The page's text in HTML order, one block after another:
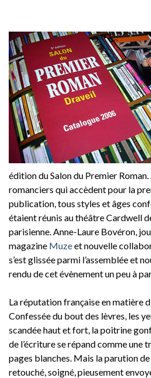
édition du Salon du Premier Roman.
romanciers qui accèdent pour la
publication, tous styles et âges
étaient réunis au théâtre Cardwell
parisienne. Anne-Laure Bovéron,
magazine Muzeet nouvelle
s’est glissée parmi l’assemblée et
rendu de cet évènement un peu à
La réputation française en matière
Confessée du bout des lèvres, les
scandée haut et fort, la poitrine
de l’écriture se répand comme une
pages blanches. Mais la parution
retouché, soigné, pieusement